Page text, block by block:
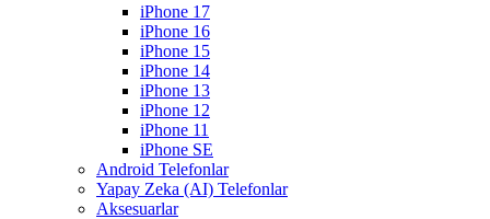
iPhone 17
iPhone 16
iPhone 15
iPhone 14
iPhone 13
iPhone 12
iPhone 11
iPhone SE
Android Telefonlar
Yapay Zeka (AI) Telefonlar
Aksesuarlar